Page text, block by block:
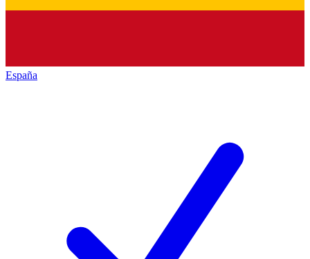
España